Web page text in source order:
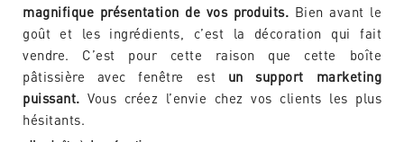
magnifique présentation de vos produits. Bien avant le
goût et les ingrédients, c’est la décoration qui fait
vendre. C’est pour cette raison que cette boîte
pâtissière avec fenêtre est un support marketing
puissant. Vous créez l’envie chez vos clients les plus
hésitants.